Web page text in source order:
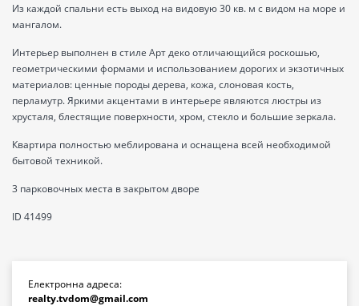
Из каждой спальни есть выход на видовую 30 кв. м с видом на море и
мангалом.
Интерьер выполнен в стиле Арт деко отличающийся роскошью,
геометрическими формами и использованием дорогих и экзотичных
материалов: ценные породы дерева, кожа, слоновая кость,
перламутр. Яркими акцентами в интерьере являются люстры из
хрусталя, блестящие поверхности, хром, стекло и большие зеркала.
Квартира полностью меблирована и оснащена всей необходимой
бытовой техникой.
3 парковочных места в закрытом дворе
ID 41499
Електронна адреса:
realty.tvdom@gmail.com